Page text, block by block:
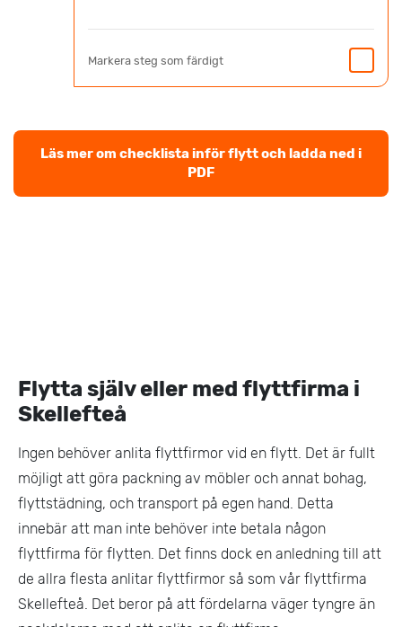
Markera steg som färdigt
Läs mer om checklista inför flytt och ladda ned i
PDF
Flytta själv eller med flyttfirma i
Skellefteå
Ingen behöver anlita flyttfirmor vid en flytt. Det är fullt
möjligt att göra packning av möbler och annat bohag,
flyttstädning, och transport på egen hand. Detta
innebär att man inte behöver inte betala någon
flyttfirma för flytten. Det finns dock en anledning till att
de allra flesta anlitar flyttfirmor så som vår flyttfirma
Skellefteå. Det beror på att fördelarna väger tyngre än